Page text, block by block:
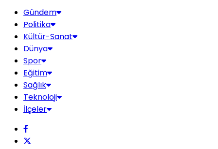
Gündem
Politika
Kültür-Sanat
Dünya
Spor
Eğitim
Sağlık
Teknoloji
İlçeler